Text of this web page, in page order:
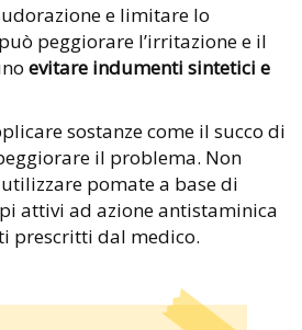
e limitare lo
peggiorare l’irritazione e il
evitare indumenti sintetici e
sostanze come il succo di
il problema. Non
pomate a base di
attivi ad azione antistaminica
prescritti dal medico.